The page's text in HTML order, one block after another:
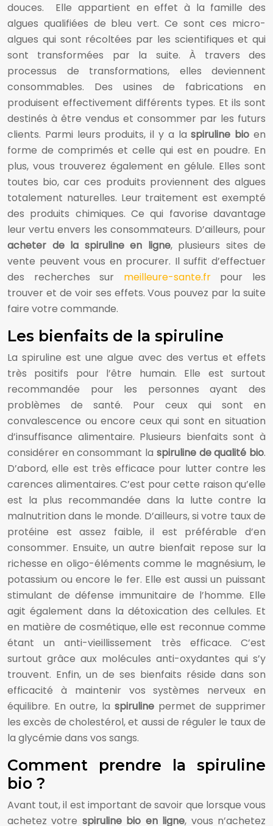
douces. Elle appartient en effet à la famille des
algues qualifiées de bleu vert. Ce sont ces micro-
algues qui sont récoltées par les scientifiques et qui
sont transformées par la suite. À travers des
processus de transformations, elles deviennent
consommables. Des usines de fabrications en
produisent effectivement différents types. Et ils sont
destinés à être vendus et consommer par les futurs
clients. Parmi leurs produits, il y a laspiruline bio en
forme de comprimés et celle qui est en poudre. En
plus, vous trouverez également en gélule. Elles sont
toutes bio, car ces produits proviennent des algues
totalement naturelles. Leur traitement est exempté
des produits chimiques. Ce qui favorise davantage
leur vertu envers les consommateurs. D’ailleurs, pour
acheter de la spiruline en ligne, plusieurs sites de
vente peuvent vous en procurer. Il suffit d’effectuer
des recherches sur meilleure-sante.frpour les
trouver et de voir ses effets. Vous pouvez par la suite
faire votre commande.
Les bienfaits de la spiruline
La spiruline est une algue avec des vertus et effets
très positifs pour l’être humain. Elle est surtout
recommandée pour les personnes ayant des
problèmes de santé. Pour ceux qui sont en
convalescence ou encore ceux qui sont en situation
d’insuffisance alimentaire. Plusieurs bienfaits sont à
considérer en consommant la spiruline de qualité bio.
D’abord, elle est très efficace pour lutter contre les
carences alimentaires. C’est pour cette raison qu’elle
est la plus recommandée dans la lutte contre la
malnutrition dans le monde. D’ailleurs, si votre taux de
protéine est assez faible, il est préférable d’en
consommer. Ensuite, un autre bienfait repose sur la
richesse en oligo-éléments comme le magnésium, le
potassium ou encore le fer. Elle est aussi un puissant
stimulant de défense immunitaire de l’homme. Elle
agit également dans la détoxication des cellules. Et
en matière de cosmétique, elle est reconnue comme
étant un anti-vieillissement très efficace. C’est
surtout grâce aux molécules anti-oxydantes qui s’y
trouvent. Enfin, un de ses bienfaits réside dans son
efficacité à maintenir vos systèmes nerveux en
équilibre. En outre, la spirulinepermet de supprimer
les excès de cholestérol, et aussi de réguler le taux de
la glycémie dans vos sangs.
Comment prendre la spiruline
bio ?
Avant tout, il est important de savoir que lorsque vous
achetez votre spiruline bio en ligne, vous n’achetez